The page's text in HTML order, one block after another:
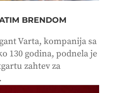
BRENDOM
Varta, kompanija sa
130 godina, podnela je
zahtev za